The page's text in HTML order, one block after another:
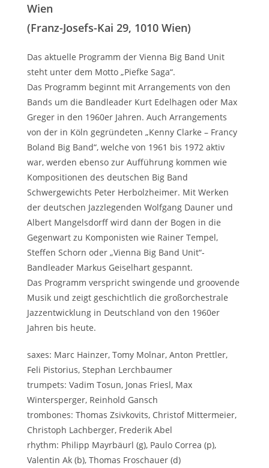
Wien
(Franz-Josefs-Kai 29, 1010 Wien)
Das aktuelle Programm der Vienna Big Band Unit
steht unter dem Motto „Piefke Saga“.
Das Programm beginnt mit Arrangements von den
Bands um die Bandleader Kurt Edelhagen oder Max
Greger in den 1960er Jahren. Auch Arrangements
von der in Köln gegründeten „Kenny Clarke – Francy
Boland Big Band“, welche von 1961 bis 1972 aktiv
war, werden ebenso zur Aufführung kommen wie
Kompositionen des deutschen Big Band
Schwergewichts Peter Herbolzheimer. Mit Werken
der deutschen Jazzlegenden Wolfgang Dauner und
Albert Mangelsdorff wird dann der Bogen in die
Gegenwart zu Komponisten wie Rainer Tempel,
Steffen Schorn oder „Vienna Big Band Unit“-
Bandleader Markus Geiselhart gespannt.
Das Programm verspricht swingende und groovende
Musik und zeigt geschichtlich die großorchestrale
Jazzentwicklung in Deutschland von den 1960er
Jahren bis heute.
saxes: Marc Hainzer, Tomy Molnar, Anton Prettler,
Feli Pistorius, Stephan Lerchbaumer
trumpets: Vadim Tosun, Jonas Friesl, Max
Wintersperger, Reinhold Gansch
trombones: Thomas Zsivkovits, Christof Mittermeier,
Christoph Lachberger, Frederik Abel
rhythm: Philipp Mayrbäurl (g), Paulo Correa (p),
Valentin Ak (b), Thomas Froschauer (d)